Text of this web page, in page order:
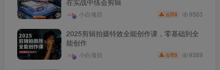
小白项目 云币3 9563
2025剪辑拍摄特效全能创作课，零基础到全
能创作
小白项目 云币3 9389